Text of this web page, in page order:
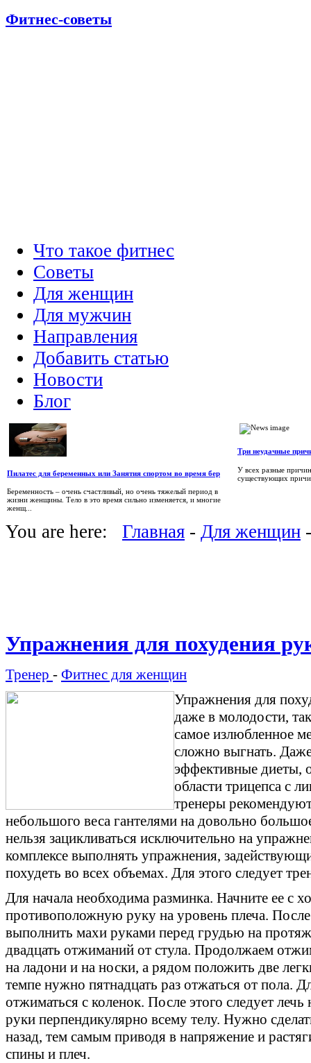
Фитнес-советы
Что такое фитнес
Советы
Для женщин
Для мужчин
Направления
Добавить статью
Новости
Блог
Пилатес для беременных или Занятия спортом во время бер
Беременность – очень счастливый, но очень тяжелый период в
жизни женщины. Тело в это время сильно изменяется, и многие
женщ...
Три неудачные
У всех разные
существующих
You are here: Главная - Для женщин
Упражнения для похудения
Тренер - Фитнес для женщин
Упражнения для
даже в молодости,
самое излюбленное
сложно выгнать.
эффективные диеты,
области трицепса с
тренеры
небольшого веса гантелями на довольно
нельзя зацикливаться исключительно на
комплексе выполнять упражнения,
похудеть во всех объемах. Для этого следует
Для начала необходима разминка. Начните ее с
противоположную руку на уровень плеча.
выполнить махи руками перед грудью на
двадцать отжиманий от стула. Продолжаем
на ладони и на носки, а рядом положить две
темпе нужно пятнадцать раз отжаться от пола.
отжиматься с коленок. После этого следует
руки перпендикулярно всему телу. Нужно
назад, тем самым приводя в напряжение и
спины и плеч.